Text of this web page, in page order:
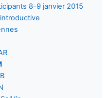
8-9 janvier 2015